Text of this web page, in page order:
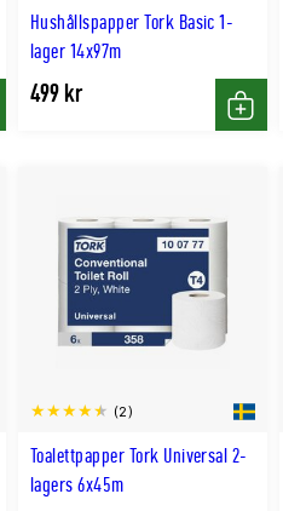
Hushållspapper Tork Basic 1-
lager 14x97m
499 kr
Köp
Toalettpapper Tork Universal 2-
lagers 6x45m
(2)